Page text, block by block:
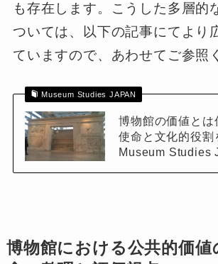
も存在します。こうした多層的
ついては、以下の記事にてより
ていますので、あわせてご参照
Museum Studies JAPAN
博物館の価値と
使命と文化的役割
Museum Studies
博物館における公共的価